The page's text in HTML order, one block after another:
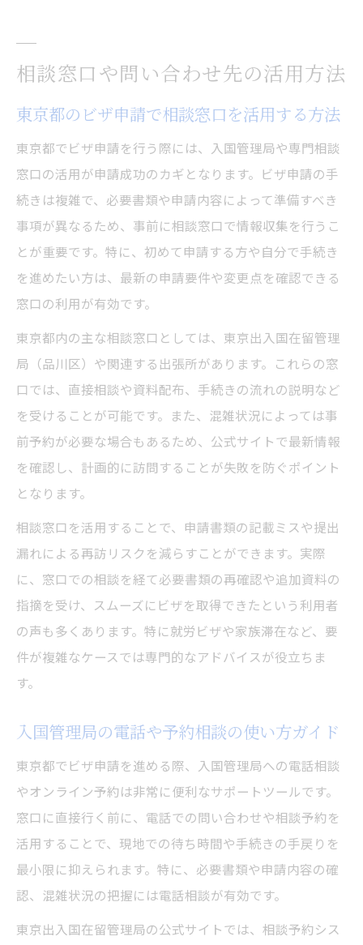
相談窓口や問い合わせ先の活用方法
東京都のビザ申請で相談窓口を活用する方法
東京都でビザ申請を行う際には、入国管理局や専門相談
窓口の活用が申請成功のカギとなります。ビザ申請の手
続きは複雑で、必要書類や申請内容によって準備すべき
事項が異なるため、事前に相談窓口で情報収集を行うこ
とが重要です。特に、初めて申請する方や自分で手続き
を進めたい方は、最新の申請要件や変更点を確認できる
窓口の利用が有効です。
東京都内の主な相談窓口としては、東京出入国在留管理
局（品川区）や関連する出張所があります。これらの窓
口では、直接相談や資料配布、手続きの流れの説明など
を受けることが可能です。また、混雑状況によっては事
前予約が必要な場合もあるため、公式サイトで最新情報
を確認し、計画的に訪問することが失敗を防ぐポイント
となります。
相談窓口を活用することで、申請書類の記載ミスや提出
漏れによる再訪リスクを減らすことができます。実際
に、窓口での相談を経て必要書類の再確認や追加資料の
指摘を受け、スムーズにビザを取得できたという利用者
の声も多くあります。特に就労ビザや家族滞在など、要
件が複雑なケースでは専門的なアドバイスが役立ちま
す。
入国管理局の電話や予約相談の使い方ガイド
東京都でビザ申請を進める際、入国管理局への電話相談
やオンライン予約は非常に便利なサポートツールです。
窓口に直接行く前に、電話での問い合わせや相談予約を
活用することで、現地での待ち時間や手続きの手戻りを
最小限に抑えられます。特に、必要書類や申請内容の確
認、混雑状況の把握には電話相談が有効です。
東京出入国在留管理局の公式サイトでは、相談予約シス